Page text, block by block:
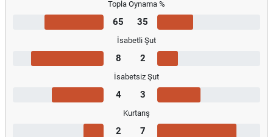
Topla Oynama %
65 35
İsabetli Şut
8 2
İsabetsiz Şut
4 3
Kurtarış
2 7